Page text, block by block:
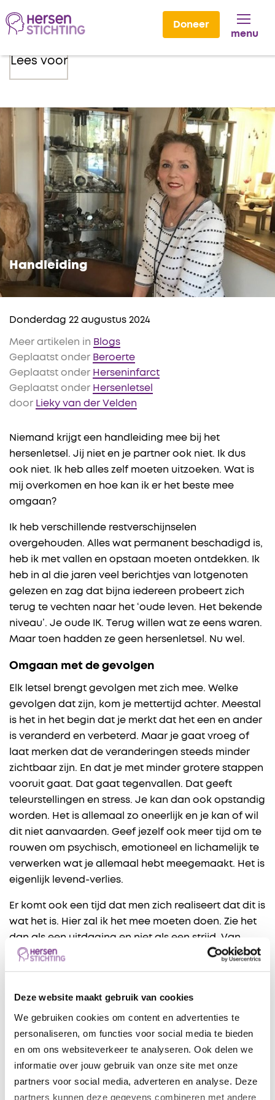
Deze website maakt gebruik van cookies
We gebruiken cookies om content en advertenties te
personaliseren, om functies voor social media te bieden
en om ons websiteverkeer te analyseren. Ook delen we
informatie over jouw gebruik van onze site met onze
partners voor social media, adverteren en analyse. Deze
partners kunnen deze gegevens combineren met andere
Doneer
menu
Lees voor
Handleiding
Donderdag 22 augustus 2024
Meer artikelen in Blogs
Geplaatst onder Beroerte
Geplaatst onder Herseninfarct
Geplaatst onder Hersenletsel
door Lieky van der Velden
Niemand krijgt een handleiding mee bij het
hersenletsel. Jij niet en je partner ook niet. Ik dus
ook niet. Ik heb alles zelf moeten uitzoeken. Wat is
mij overkomen en hoe kan ik er het beste mee
omgaan?
Ik heb verschillende restverschijnselen
overgehouden. Alles wat permanent beschadigd is,
heb ik met vallen en opstaan moeten ontdekken. Ik
heb in al die jaren veel berichtjes van lotgenoten
gelezen en zag dat bijna iedereen probeert zich
terug te vechten naar het ‘oude leven. Het bekende
niveau’. Je oude IK. Terug willen wat ze eens waren.
Maar toen hadden ze geen hersenletsel. Nu wel.
Omgaan met de gevolgen
Elk letsel brengt gevolgen met zich mee. Welke
gevolgen dat zijn, kom je mettertijd achter. Meestal
is het in het begin dat je merkt dat het een en ander
is veranderd en verbeterd. Maar je gaat vroeg of
laat merken dat de veranderingen steeds minder
zichtbaar zijn. En dat je met minder grotere stappen
vooruit gaat. Dat gaat tegenvallen. Dat geeft
teleurstellingen en stress. Je kan dan ook opstandig
worden. Het is allemaal zo oneerlijk en je kan of wil
dit niet aanvaarden. Geef jezelf ook meer tijd om te
rouwen om psychisch, emotioneel en lichamelijk te
verwerken wat je allemaal hebt meegemaakt. Het is
eigenlijk levend-verlies.
Er komt ook een tijd dat men zich realiseert dat dit is
wat het is. Hier zal ik het mee moeten doen. Zie het
dan als een uitdaging en niet als een strijd. Van
daaruit moet je zoeken naar andere mogelijkheden
over hoe je hier het beste mee om kan gaan.